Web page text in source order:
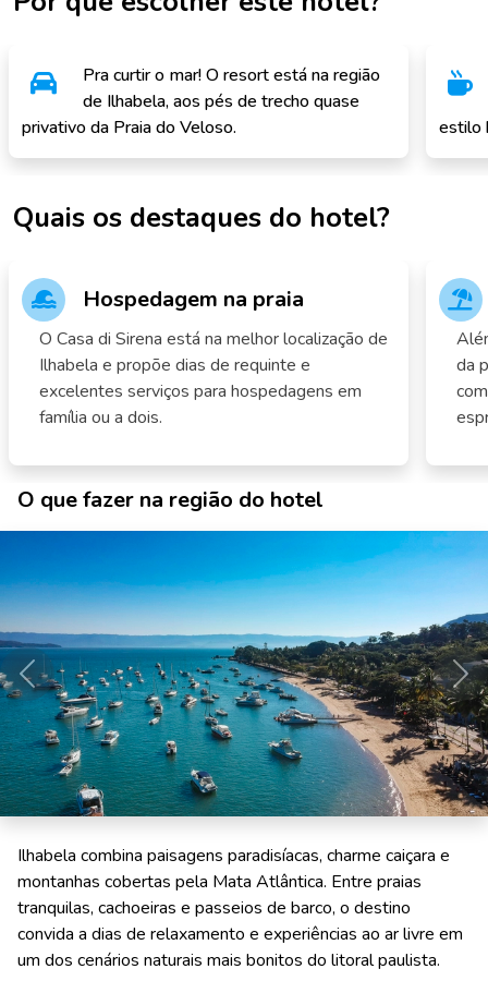
Pra curtir o mar! O resort está na região
de Ilhabela, aos pés de trecho quase
privativo da Praia do Veloso.
estilo
Quais os destaques do hotel?
Hospedagem na praia
O Casa di Sirena está na melhor localização de
Ilhabela e propõe dias de requinte e
excelentes serviços para hospedagens em
família ou a dois.
da
O que fazer na região do hotel
Anterior
Ilhabela combina paisagens paradisíacas, charme caiçara e
montanhas cobertas pela Mata Atlântica. Entre praias
tranquilas, cachoeiras e passeios de barco, o destino
convida a dias de relaxamento e experiências ao ar livre em
um dos cenários naturais mais bonitos do litoral paulista.